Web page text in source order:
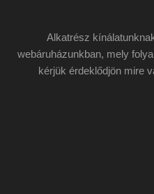
Alkatrész
webáruházunkban, mely
kérjük érdeklődjön mire